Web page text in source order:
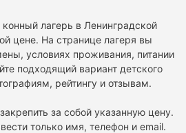
лагерь в Ленинградской
цене. На странице лагеря вы
условиях проживания, питании
подходящий вариант детского
рейтингу и отзывам.
за собой указанную цену.
только имя, телефон и email.